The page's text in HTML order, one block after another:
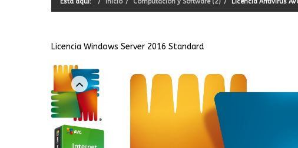
Licencia Windows Server 2016 Standard